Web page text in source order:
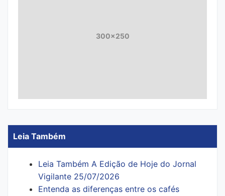
300x250
Leia Também
Leia Também A Edição de Hoje do Jornal
Vigilante 25/07/2026
Entenda as diferenças entre os cafés